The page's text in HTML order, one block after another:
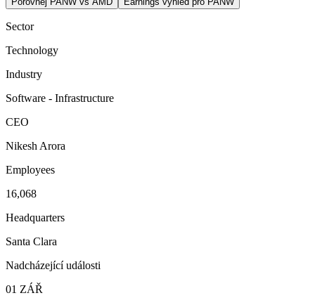
Sector
Technology
Industry
Software - Infrastructure
CEO
Nikesh Arora
Employees
16,068
Headquarters
Santa Clara
Nadcházející události
01 ZÁŘ